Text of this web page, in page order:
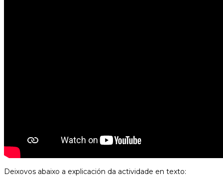
Deixovos abaixo a explicación da actividade en texto: